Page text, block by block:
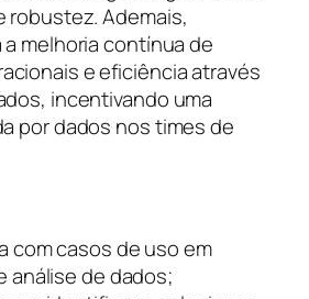
robustez. Ademais,
melhoria contínua de
e eficiência através
incentivando uma
por dados nos times de
com casos de uso em
análise de dados;